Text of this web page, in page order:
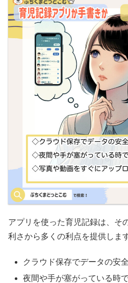
アプリを使った育児記録は、そ
利さから多くの利点を提供します
クラウド保存でデータの安
夜間や手が塞がっている時